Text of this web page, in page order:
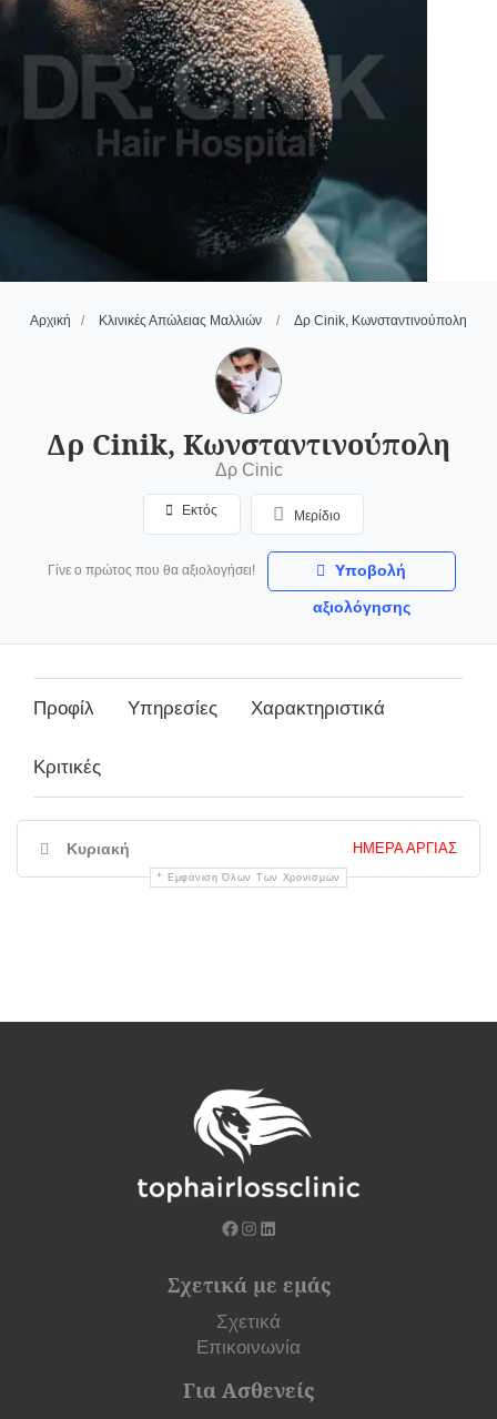
Αρχική Κλινικές Απώλειας Μαλλιών Δρ Cinik, Κωνσταντινούπολη
Δρ Cinik, Κωνσταντινούπολη
Δρ Cinic
Εκτός Μερίδιο
Γίνε ο πρώτος που θα αξιολογήσει! Υποβολή
αξιολόγησης
Προφίλ Υπηρεσίες Χαρακτηριστικά
Κριτικές
Κυριακή ΗΜΈΡΑ ΑΡΓΊΑΣ
Εμφάνιση Όλων Των Χρονισμών
Σχετικά με εμάς
Σχετικά
Επικοινωνία
Για Ασθενείς